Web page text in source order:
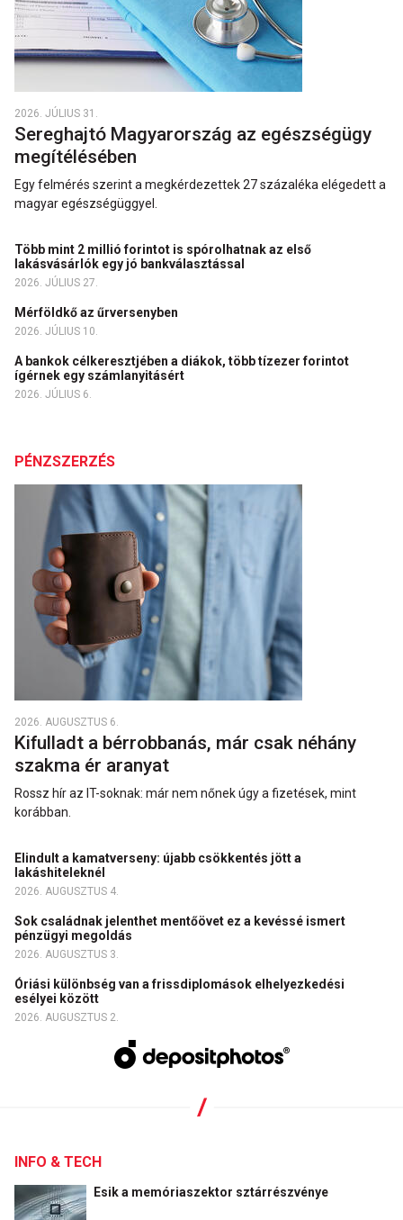
2026. JÚLIUS 31.
Sereghajtó Magyarország az egészségügy
megítélésében
Egy felmérés szerint a megkérdezettek 27 százaléka elégedett a
magyar egészségüggyel.
Több mint 2 millió forintot is spórolhatnak az első
lakásvásárlók egy jó bankválasztással
2026. JÚLIUS 27.
Mérföldkő az űrversenyben
2026. JÚLIUS 10.
A bankok célkeresztjében a diákok, több tízezer forintot
ígérnek egy számlanyitásért
2026. JÚLIUS 6.
PÉNZSZERZÉS
2026. AUGUSZTUS 6.
Kifulladt a bérrobbanás, már csak néhány
szakma ér aranyat
Rossz hír az IT-soknak: már nem nőnek úgy a fizetések, mint
korábban.
Elindult a kamatverseny: újabb csökkentés jött a
lakáshiteleknél
2026. AUGUSZTUS 4.
Sok családnak jelenthet mentőövet ez a kevéssé ismert
pénzügyi megoldás
2026. AUGUSZTUS 3.
Óriási különbség van a frissdiplomások elhelyezkedési
esélyei között
2026. AUGUSZTUS 2.
INFO & TECH
Esik a memóriaszektor sztárrészvénye